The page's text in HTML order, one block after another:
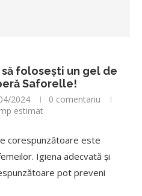
folosești un gel de
Saforelle!
2024
0 comentariu
estimat
corespunzătoare este
Igiena adecvată și
pot preveni